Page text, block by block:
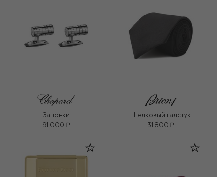
Запонки
91 000 ₽
Шелковый галстук
31 800 ₽